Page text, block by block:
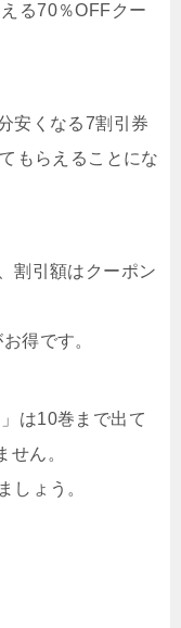
る70％OFFクー
安くなる7割引券
もらえることにな
割引額はクーポン
得です。
は10巻まで出て
せん。
しょう。